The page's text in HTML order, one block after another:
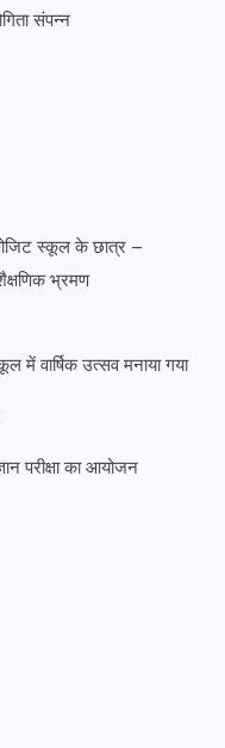
संपन्न
स्कूल के छात्र –
भ्रमण
में वार्षिक उत्सव मनाया गया
परीक्षा का आयोजन